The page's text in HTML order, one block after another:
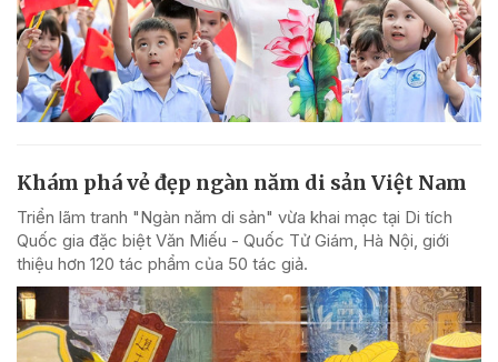
Khám phá vẻ đẹp ngàn năm di sản Việt Nam
Triển lãm tranh "Ngàn năm di sản" vừa khai mạc tại Di tích
Quốc gia đặc biệt Văn Miếu - Quốc Tử Giám, Hà Nội, giới
thiệu hơn 120 tác phẩm của 50 tác giả.